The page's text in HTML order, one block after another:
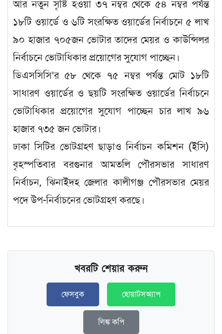
আর নতুন সৃষ্টি হওয়া ৩৭ নম্বর থেকে ৫৪ নম্বর পর্যন্ত
১৮টি ওয়ার্ডে ও ৬টি সংরক্ষিত ওয়ার্ডের নির্বাচনে ৫ লাখ
৯০ হাজার ৭০৫জন ভোটার তাদের মেয়র ও কাউন্সিলর
নির্বাচনে ভোটাধিকার প্রয়োগের সুযোগ পাচ্ছেন।
ডিএসসিসি’র ৫৮ থেকে ৭৫ নম্বর পর্যন্ত মোট ১৮টি
সাধারণ ওয়ার্ডের ও ছয়টি সংরক্ষিত ওয়ার্ডের নির্বাচনে
ভোটাধিকার প্রয়োগের সুযোগ পাচ্ছেন চার লাখ ৯৬
হাজার ৭৩৫ জন ভোটার।
ঢাকা সিটির ভোটগ্রহণ ছাড়াও নির্বাচন কমিশন (ইসি)
বৃহস্পতিবার বরগুনার আমতলি পৌরসভার সাধারণ
নির্বাচন, ঝিনাইদহ জেলার কালীগঞ্জ পৌরসভার মেয়র
পদে উপ-নির্বাচনের ভোটগ্রহণ করছে।
খবরটি শেয়ার করুন
ফেসবুক হোয়াটসঅ্যাপ
লিঙ্ক কপি